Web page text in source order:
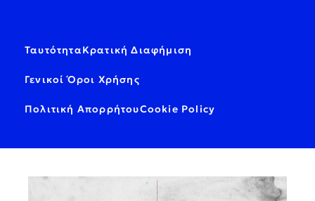
ΤαυτότηταΚρατική Διαφήμιση
Γενικοί Όροι Χρήσης
Πολιτική ΑπορρήτουCookie Policy